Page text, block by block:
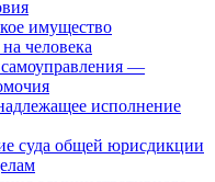
имущество
человека
—
исполнение
суда общей юрисдикции